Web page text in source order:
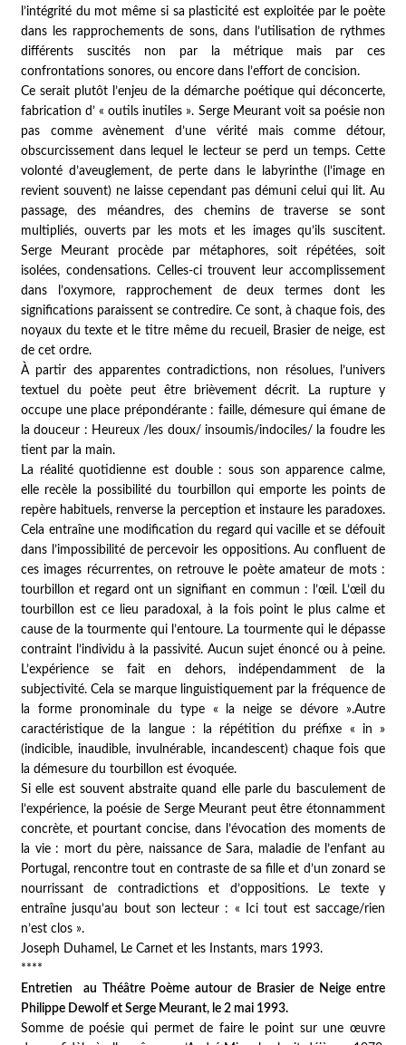
l’intégrité du mot même si sa plasticité est exploitée par le poète
dans les rapprochements de sons, dans l’utilisation de rythmes
différents suscités non par la métrique mais par ces
confrontations sonores, ou encore dans l’effort de concision.
Ce serait plutôt l’enjeu de la démarche poétique qui déconcerte,
fabrication d’ « outils inutiles ». Serge Meurant voit sa poésie non
pas comme avènement d’une vérité mais comme détour,
obscurcissement dans lequel le lecteur se perd un temps. Cette
volonté d’aveuglement, de perte dans le labyrinthe (l’image en
revient souvent) ne laisse cependant pas démuni celui qui lit. Au
passage, des méandres, des chemins de traverse se sont
multipliés, ouverts par les mots et les images qu’ils suscitent.
Serge Meurant procède par métaphores, soit répétées, soit
isolées, condensations. Celles-ci trouvent leur accomplissement
dans l’oxymore, rapprochement de deux termes dont les
significations paraissent se contredire. Ce sont, à chaque fois, des
noyaux du texte et le titre même du recueil, Brasier de neige, est
de cet ordre.
À partir des apparentes contradictions, non résolues, l’univers
textuel du poète peut être brièvement décrit. La rupture y
occupe une place prépondérante : faille, démesure qui émane de
la douceur : Heureux /les doux/ insoumis/indociles/ la foudre les
tient par la main.
La réalité quotidienne est double : sous son apparence calme,
elle recèle la possibilité du tourbillon qui emporte les points de
repère habituels, renverse la perception et instaure les paradoxes.
Cela entraîne une modification du regard qui vacille et se défouit
dans l’impossibilité de percevoir les oppositions. Au confluent de
ces images récurrentes, on retrouve le poète amateur de mots :
tourbillon et regard ont un signifiant en commun : l’œil. L’œil du
tourbillon est ce lieu paradoxal, à la fois point le plus calme et
cause de la tourmente qui l’entoure. La tourmente qui le dépasse
contraint l’individu à la passivité. Aucun sujet énoncé ou à peine.
L’expérience se fait en dehors, indépendamment de la
subjectivité. Cela se marque linguistiquement par la fréquence de
la forme pronominale du type « la neige se dévore ».Autre
caractéristique de la langue : la répétition du préfixe « in »
(indicible, inaudible, invulnérable, incandescent) chaque fois que
la démesure du tourbillon est évoquée.
Si elle est souvent abstraite quand elle parle du basculement de
l’expérience, la poésie de Serge Meurant peut être étonnamment
concrète, et pourtant concise, dans l’évocation des moments de
la vie : mort du père, naissance de Sara, maladie de l’enfant au
Portugal, rencontre tout en contraste de sa fille et d’un zonard se
nourrissant de contradictions et d’oppositions. Le texte y
entraîne jusqu’au bout son lecteur : « Ici tout est saccage/rien
n’est clos ».
Joseph Duhamel, Le Carnet et les Instants, mars 1993.
****
Entretien au Théâtre Poème autour de Brasier de Neige entre
Philippe Dewolf et Serge Meurant, le 2 mai 1993.
Somme de poésie qui permet de faire le point sur une œuvre